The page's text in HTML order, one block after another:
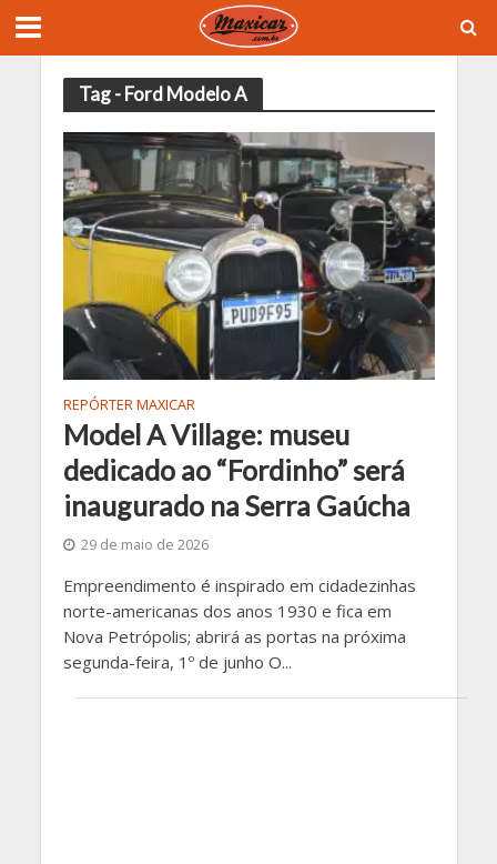
Tag - Ford Modelo A
REPÓRTER MAXICAR
Model A Village: museu
dedicado ao “Fordinho” será
inaugurado na Serra Gaúcha
29 de maio de 2026
Empreendimento é inspirado em cidadezinhas
norte-americanas dos anos 1930 e fica em
Nova Petrópolis; abrirá as portas na próxima
segunda-feira, 1º de junho O...